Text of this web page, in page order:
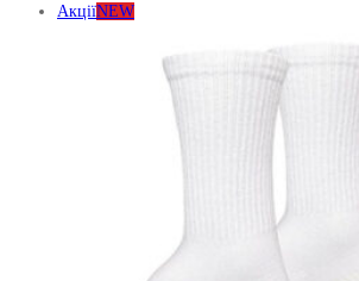
АкціїNEW